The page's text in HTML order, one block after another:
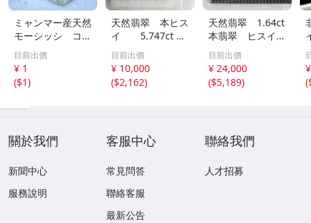
ミャンマー産天然
モーシッシ コス
モクロア 翡翠輝
石 原石20.16g^
^激レア石^ ^
目前出價
¥ 1
($1)
天然翡翠 本ヒス
イ 5.747ct 日
宝協ソーティン
グ ルース
天然ひすい
目前出價
¥ 10,000
($2,162)
天然翡翠 1.64ct
本翡翠 ヒスイ
ジェイダイト ル
ース
目前出價
¥ 24,000
($5,189)
(
關於我們
新聞中心
服務說明
客服中心
常見問答
聯絡客服
最新公告
聯絡我們
人才招募